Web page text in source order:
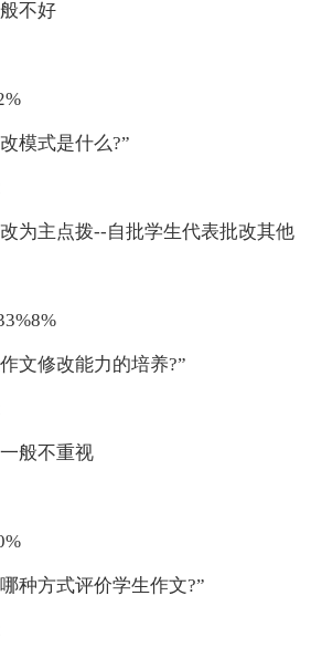
不好
模式是什么?”
为主点拨--自批学生代表批改其他
文修改能力的培养?”
般不重视
种方式评价学生作文?”